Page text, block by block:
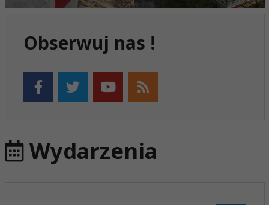
Obserwuj nas !
Wydarzenia